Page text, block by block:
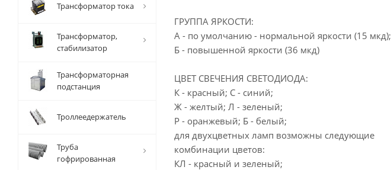
ГРУППА ЯРКОСТИ:
А - по умолчанию - нормальной яркости (15 мкд);
Б - повышенной яркости (36 мкд)
ЦВЕТ СВЕЧЕНИЯ СВЕТОДИОДА:
К - красный; С - синий;
Ж - желтый; Л - зеленый;
Р - оранжевый; Б - белый;
для двухцветных ламп возможны следующие
комбинации цветов:
КЛ - красный и зеленый;
Трансформатор тока
Трансформатор,
стабилизатор
Трансформаторная
подстанция
Троллеедержатель
Труба
гофрированная